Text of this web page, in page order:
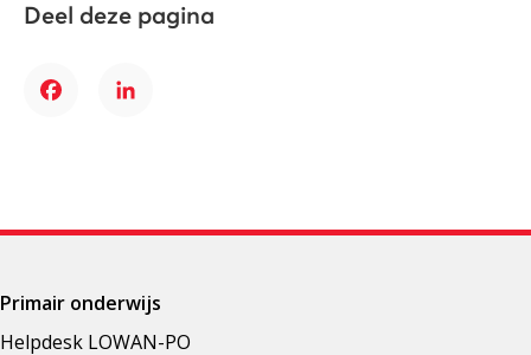
Deel deze pagina
FacebookLinkedIn
Primair onderwijs
Helpdesk LOWAN-PO